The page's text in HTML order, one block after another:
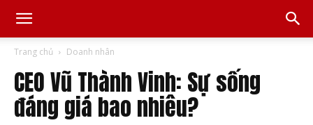
Trang chủ Doanh nhân
CEO Vũ Thành Vinh: Sự sống
đáng giá bao nhiêu?